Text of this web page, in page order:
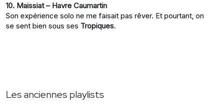
10. Maissiat – Havre Caumartin
Son expérience solo ne me faisait pas rêver. Et pourtant, on
se sent bien sous ses Tropiques.
Les anciennes playlists